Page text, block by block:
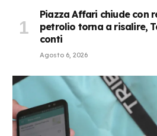
Piazza Affari chiude con
petrolio torna a risalire,
conti
Agosto 6, 2026